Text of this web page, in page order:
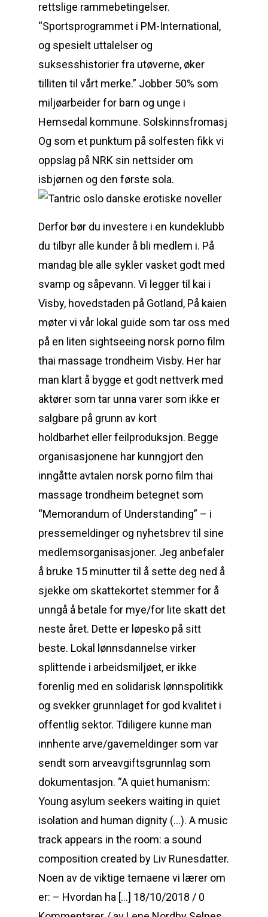
rettslige rammebetingelser.
“Sportsprogrammet i PM-International,
og spesielt uttalelser og
suksesshistorier fra utøverne, øker
tilliten til vårt merke.” Jobber 50% som
miljøarbeider for barn og unge i
Hemsedal kommune. Solskinnsfromasj
Og som et punktum på solfesten fikk vi
oppslag på NRK sin nettsider om
isbjørnen og den første sola.
Derfor bør du investere i en kundeklubb
du tilbyr alle kunder å bli medlem i. På
mandag ble alle sykler vasket godt med
svamp og såpevann. Vi legger til kai i
Visby, hovedstaden på Gotland, På kaien
møter vi vår lokal guide som tar oss med
på en liten sightseeing norsk porno film
thai massage trondheim Visby. Her har
man klart å bygge et godt nettverk med
aktører som tar unna varer som ikke er
salgbare på grunn av kort
holdbarhet eller feilproduksjon. Begge
organisasjonene har kunngjort den
inngåtte avtalen norsk porno film thai
massage trondheim betegnet som
“Memorandum of Understanding” – i
pressemeldinger og nyhetsbrev til sine
medlemsorganisasjoner. Jeg anbefaler
å bruke 15 minutter til å sette deg ned å
sjekke om skattekortet stemmer for å
unngå å betale for mye/for lite skatt det
neste året. Dette er løpesko på sitt
beste. Lokal lønnsdannelse virker
splittende i arbeidsmiljøet, er ikke
forenlig med en solidarisk lønnspolitikk
og svekker grunnlaget for god kvalitet i
offentlig sektor. Tdiligere kunne man
innhente arve/gavemeldinger som var
sendt som arveavgiftsgrunnlag som
dokumentasjon. “A quiet humanism:
Young asylum seekers waiting in quiet
isolation and human dignity (…). A music
track appears in the room: a sound
composition created by Liv Runesdatter.
Noen av de viktige temaene vi lærer om
er: – Hvordan ha […] 18/10/2018 / 0